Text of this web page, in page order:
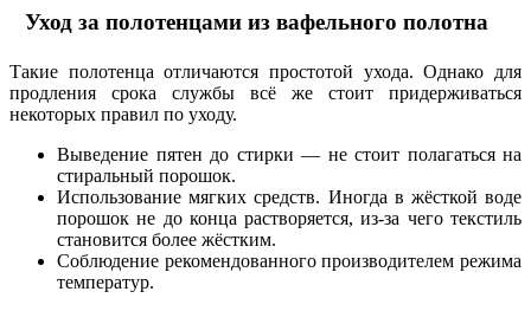
Уход за полотенцами из вафельного полотна
Такие полотенца отличаются простотой ухода. Однако для
продления срока службы всё же стоит придерживаться
некоторых правил по уходу.
Выведение пятен до стирки — не стоит полагаться на
стиральный порошок.
Использование мягких средств. Иногда в жёсткой воде
порошок не до конца растворяется, из-за чего текстиль
становится более жёстким.
Соблюдение рекомендованного производителем режима
температур.